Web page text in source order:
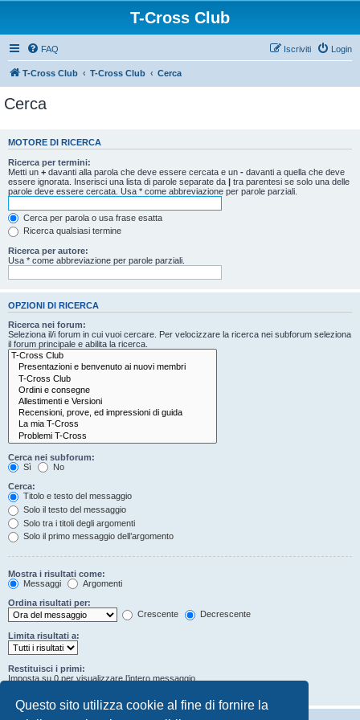
Questo sito utilizza cookie al fine di fornire la
T-Cross Club
FAQ Login
Iscriviti
T-Cross Club T-Cross Club Cerca
Cerca
MOTORE DI RICERCA
Ricerca per termini:
Metti un + davanti alla parola che deve essere cercata e un - davanti a quella che deve
essere ignorata. Inserisci una lista di parole separate da | tra parentesi se solo una delle
parole deve essere cercata. Usa * come abbreviazione per parole parziali.
Cerca per parola o usa frase esatta
Ricerca qualsiasi termine
Ricerca per autore:
Usa * come abbreviazione per parole parziali.
OPZIONI DI RICERCA
Ricerca nei forum:
Seleziona il/i forum in cui vuoi cercare. Per velocizzare la ricerca nei subforum seleziona
il forum principale e abilita la ricerca.
Cerca nei subforum:
Sì
No
Cerca:
Titolo e testo del messaggio
Solo il testo del messaggio
Solo tra i titoli degli argomenti
Solo il primo messaggio dell’argomento
Mostra i risultati come:
Messaggi
Argomenti
Ordina risultati per:
Crescente
Decrescente
Limita risultati a:
Restituisci i primi:
Imposta su 0 per visualizzare l’intero messaggio.